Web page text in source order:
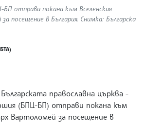
отправи покана към Вселенския
посещение в България. Снимка: Българска
православна църква -
(БПЦ-БП) отправи покана към
Вартоломей за посещение в